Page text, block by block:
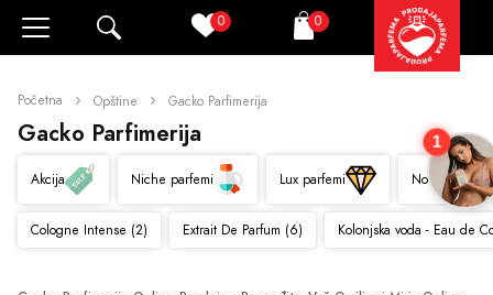
0 Korpa
0
Početna Opštine Gacko Parfimerija
Gacko Parfimerija
Akcija Niche parfemi Lux parfemi Novo
Cologne Intense (2) Extrait De Parfum (6) Kolonjska voda - Eau de
1